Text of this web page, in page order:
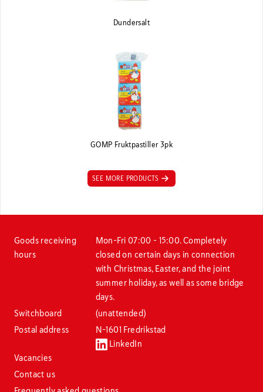
Dundersalt
GOMP Fruktpastiller 3pk
SEE MORE PRODUCTS
Goods receiving
hours
Mon–Fri 07:00 – 15:00. Completely
closed on certain days in connection
with Christmas, Easter, and the joint
summer holiday, as well as some bridge
days.
Switchboard
(unattended)
Postal address
N-1601 Fredrikstad
LinkedIn
Vacancies
Contact us